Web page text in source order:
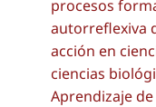
procesos
autorreflexiva
acción en
ciencias
Aprendizaje de